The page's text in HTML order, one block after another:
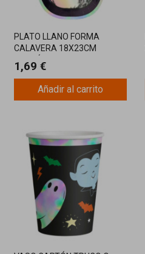
PLATO LLANO FORMA
CALAVERA 18X23CM
1,69 €
Añadir al carrito